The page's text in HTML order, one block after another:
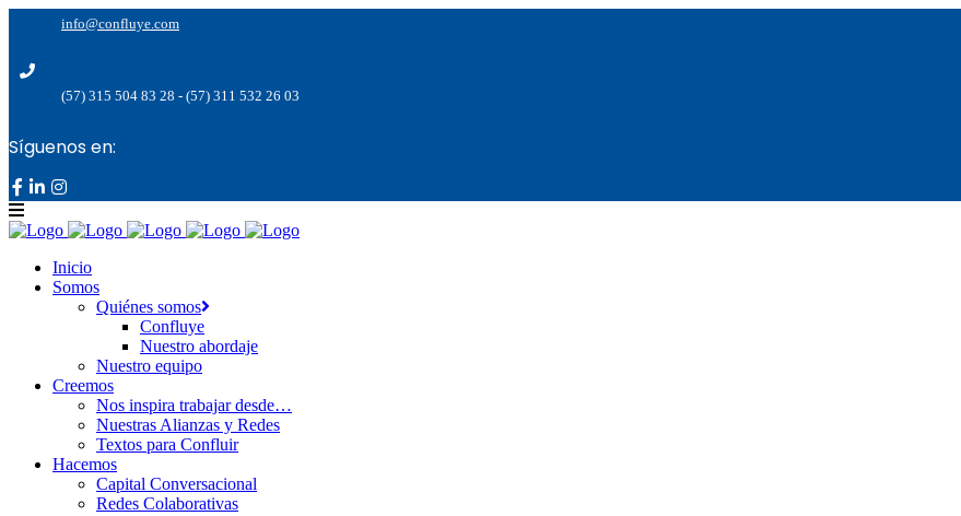
info@confluye.com
(57) 315 504 83 28 - (57) 311 532 26 03
Síguenos en:
Inicio
Somos
Quiénes somos
Confluye
Nuestro abordaje
Nuestro equipo
Creemos
Nos inspira trabajar desde…
Nuestras Alianzas y Redes
Textos para Confluir
Hacemos
Capital Conversacional
Redes Colaborativas